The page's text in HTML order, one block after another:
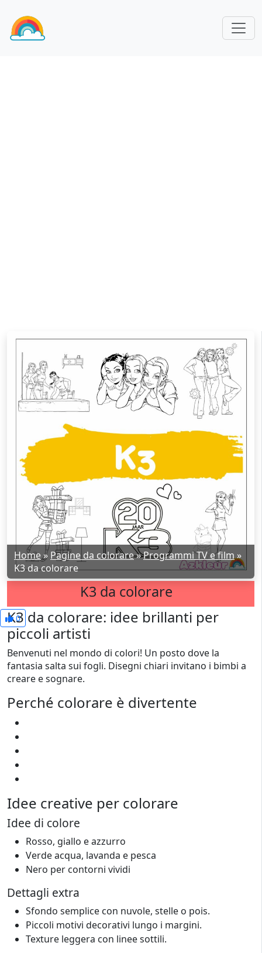
Home» Pagine da colorare»Programmi TV e film»
K3 da colorare
K3 da colorare
0
K3 da colorare: idee brillanti per
piccoli artisti
Benvenuti nel mondo di colori! Un posto dove la
fantasia salta sui fogli. Disegni chiari invitano i bimbi a
creare e sognare.
Perché colorare è divertente
Idee creative per colorare
Idee di colore
Rosso, giallo e azzurro
Verde acqua, lavanda e pesca
Nero per contorni vividi
Dettagli extra
Sfondo semplice con nuvole, stelle o pois.
Piccoli motivi decorativi lungo i margini.
Texture leggera con linee sottili.